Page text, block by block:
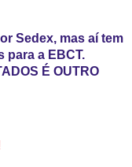
Sedex, mas aí tem
para a EBCT.
É OUTRO